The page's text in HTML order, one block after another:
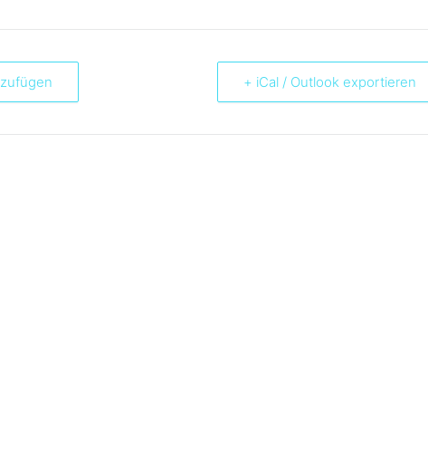
+ iCal / Outlook exportieren